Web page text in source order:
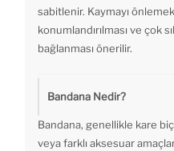
sabitlenir. Kaymayı
konumlandırılması ve çok
bağlanması önerilir.
Bandana Nedir?
Bandana, genellikle kare
veya farklı aksesuar